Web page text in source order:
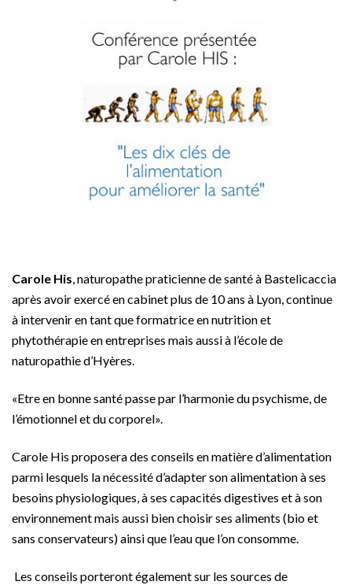
Carole His, naturopathe praticienne de santé à Bastelicaccia
après avoir exercé en cabinet plus de 10 ans à Lyon, continue
à intervenir en tant que formatrice en nutrition et
phytothérapie en entreprises mais aussi à l’école de
naturopathie d’Hyères.
«Etre en bonne santé passe par l’harmonie du psychisme, de
l’émotionnel et du corporel».
Carole His proposera des conseils en matière d’alimentation
parmi lesquels la nécessité d’adapter son alimentation à ses
besoins physiologiques, à ses capacités digestives et à son
environnement mais aussi bien choisir ses aliments (bio et
sans conservateurs) ainsi que l’eau que l’on consomme.
Les conseils porteront également sur les sources de